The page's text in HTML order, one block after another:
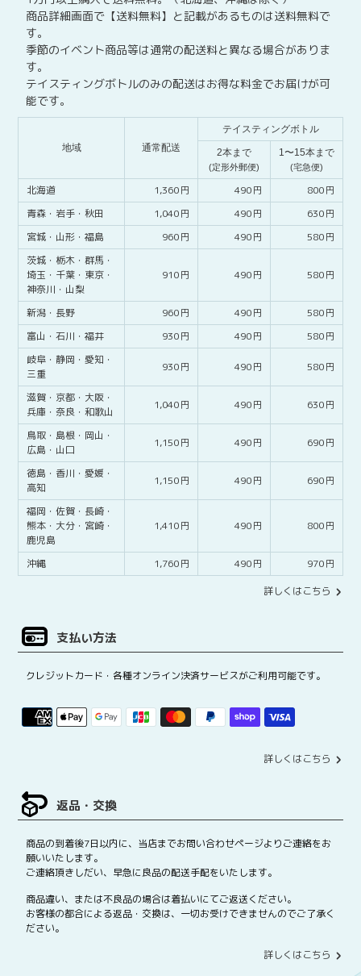
商品詳細画面で【送料無料】と記載があるものは送料無料で
す。
季節のイベント商品等は通常の配送料と異なる場合がありま
す。
テイスティングボトルのみの配送はお得な料金でお届けが可
能です。
地域 通常配送
テイスティングボトル
2本まで
(定形外郵便)
1〜15本まで
(宅急便)
北海道 1,360 490
800
青森・ 岩手・ 秋田 1,040 490
630
宮城・ 山形・ 福島 960 490
580
茨城・ 栃木・ 群馬・
埼玉・ 千葉・ 東京・
神奈川・ 山梨
910 490 580
新潟・ 長野 960 490
580
富山・ 石川・ 福井 930 490
580
岐阜・ 静岡・ 愛知・
三重
930 490 580
滋賀・ 京都・ 大阪・
兵庫・ 奈良・ 和歌山
1,040 490 630
鳥取・ 島根・ 岡山・
広島・ 山口
1,150 490 690
徳島・ 香川・ 愛媛・
高知
1,150 490 690
福岡・ 佐賀・ 長崎・
熊本・ 大分・ 宮崎・
鹿児島
1,410 490 800
沖縄 1,760 490
970
詳しくはこちら
支払い方法
クレジットカード・各種オンライン決済サービスがご利用可能です。
詳しくはこちら
返品・交換
商品の到着後7日以内に、当店までお問い合わせページよりご連絡をお
願いいたします。
ご連絡頂きしだい、早急に良品の配送手配をいたします。
商品違い、または不良品の場合は着払いにてご返送ください。
お客様の都合による返品・交換は、一切お受けできませんのでご了承く
ださい。
詳しくはこちら